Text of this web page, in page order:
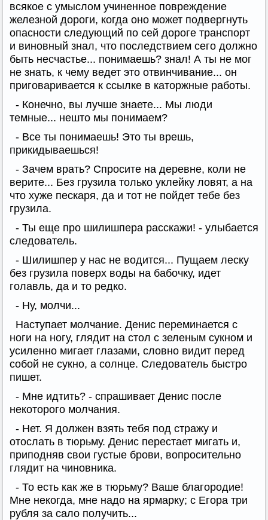
всякое с умыслом учиненное повреждение
железной дороги, когда оно может подвергнуть
опасности следующий по сей дороге транспорт
и виновный знал, что последствием сего должно
быть несчастье... понимаешь? знал! А ты не мог
не знать, к чему ведет это отвинчивание... он
приговаривается к ссылке в каторжные работы.
- Конечно, вы лучше знаете... Мы люди
темные... нешто мы понимаем?
- Все ты понимаешь! Это ты врешь,
прикидываешься!
- Зачем врать? Спросите на деревне, коли не
верите... Без грузила только уклейку ловят, а на
что хуже пескаря, да и тот не пойдет тебе без
грузила.
- Ты еще про шилишпера расскажи! - улыбается
следователь.
- Шилишпер у нас не водится... Пущаем леску
без грузила поверх воды на бабочку, идет
голавль, да и то редко.
- Ну, молчи...
Наступает молчание. Денис переминается с
ноги на ногу, глядит на стол с зеленым сукном и
усиленно мигает глазами, словно видит перед
собой не сукно, а солнце. Следователь быстро
пишет.
- Мне идтить? - спрашивает Денис после
некоторого молчания.
- Нет. Я должен взять тебя под стражу и
отослать в тюрьму. Денис перестает мигать и,
приподняв свои густые брови, вопросительно
глядит на чиновника.
- То есть как же в тюрьму? Ваше благородие!
Мне некогда, мне надо на ярмарку; с Егора три
рубля за сало получить...